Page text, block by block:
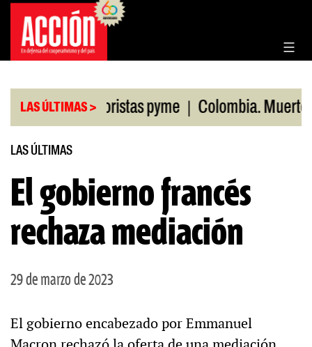
Saltar
contenido
LAS ÚLTIMAS >
ventas minoristas pyme | Colombia. Muertos
LAS ÚLTIMAS
El gobierno francés
rechaza mediación
29 de marzo de 2023
El gobierno encabezado por Emmanuel